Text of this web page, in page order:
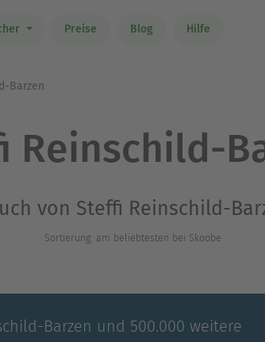
Preise Blog Hilfe
Barzen
Reinschild-
von Steffi Reinschild-
Sortierung: am beliebtesten bei Skoobe
Barzen und 500.000 weitere